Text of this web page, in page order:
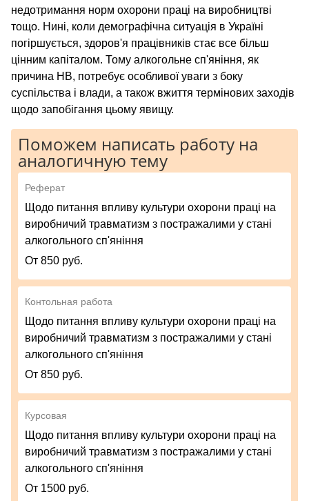
недотримання норм охорони праці на виробництві
тощо. Нині, коли демографічна ситуація в Україні
погіршується, здоров'я працівників стає все більш
цінним капіталом. Тому алкогольне сп'яніння, як
причина НВ, потребує особливої уваги з боку
суспільства і влади, а також вжиття термінових заходів
щодо запобігання цьому явищу.
Поможем написать работу на
аналогичную тему
Реферат
Щодо питання впливу культури охорони праці на
виробничий травматизм з постражалими у стані
алкогольного сп'яніння
От 850 руб.
Контольная работа
Щодо питання впливу культури охорони праці на
виробничий травматизм з постражалими у стані
алкогольного сп'яніння
От 850 руб.
Курсовая
Щодо питання впливу культури охорони праці на
виробничий травматизм з постражалими у стані
алкогольного сп'яніння
От 1500 руб.